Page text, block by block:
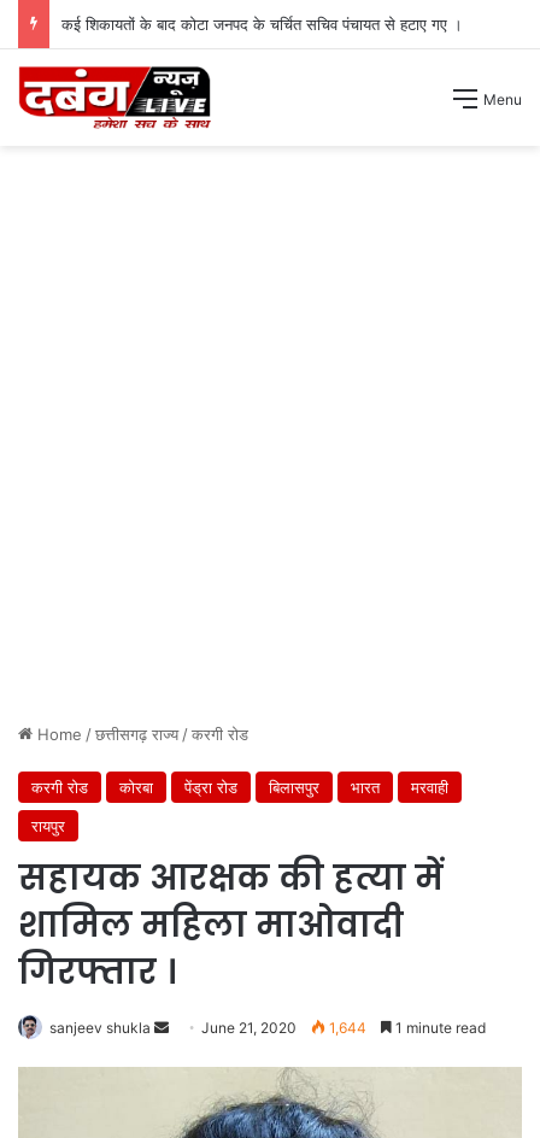
कई शिकायतों के बाद कोटा जनपद के चर्चित सचिव पंचायत से हटाए गए ।
Menu
Home /छत्तीसगढ़ राज्य/करगी रोड
करगी रोड कोरबा पेंड्रा रोड बिलासपुर भारत
मरवाही
रायपुर
सहायक आरक्षक की हत्या में
शामिल महिला माओवादी
गिरफ्तार ।
sanjeev shukla
SendJune 21, 2020 1,644 1 minute read